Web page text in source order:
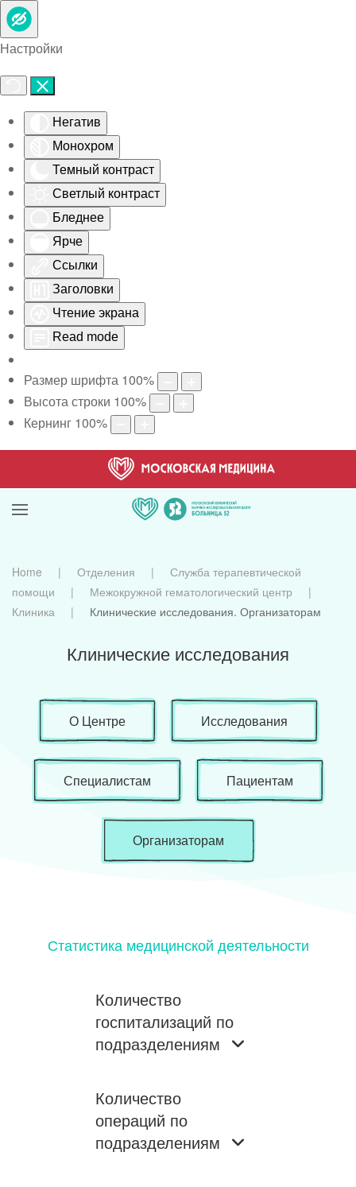
Настройки
Негатив
Монохром
Темный контраст
Светлый контраст
Бледнее
Ярче
Ссылки
Заголовки
Чтение экрана
Read mode
Размер шрифта 100%
Высота строки 100%
Кернинг 100%
Skip to main content
Home Отделения
Служба терапевтической
помощи
Межокружной гематологический центр
Клиника
Клинические исследования. Организаторам
Клинические исследования
О Центре Исследования
Специалистам Пациентам
Организаторам
Статистика медицинской деятельности
Количество
госпитализаций по
подразделениям
Количество
операций по
подразделениям